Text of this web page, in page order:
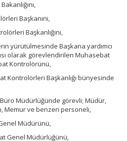
Başkanını,
Başkanlığını,
yürütülmesinde Başkana yardımcı
olarak görevlendirilen Muhasebat
Kontrolörünü,
Kontrolörleri Başkanlığı bünyesinde
Müdürlüğünde görevli; Müdür,
Memur ve benzeri personeli,
Müdürünü,
Genel Müdürlüğünü,